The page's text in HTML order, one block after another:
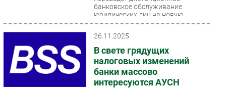
банковское обслуживание
юридических лиц на новую
платформу от компании R-Style
26.11.2025
В свете грядущих
налоговых изменений
банки массово
интересуются АУСН